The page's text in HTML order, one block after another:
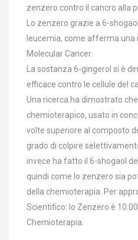
zenzero contro il cancro alla
Lo zenzero grazie a 6-
leucemia, come afferma una
Molecular Cancer.
La sostanza 6-gingerol si è
efficace contro le cellule del
Una ricerca ha dimostrato
chemioterapico, usato in
volte superiore al composto
grado di colpire
invece ha fatto il 6-shogaol
quindi come lo zenzero sia
della chemioterapia. Per
Scientifico: lo Zenzero è
Chemioterapia.